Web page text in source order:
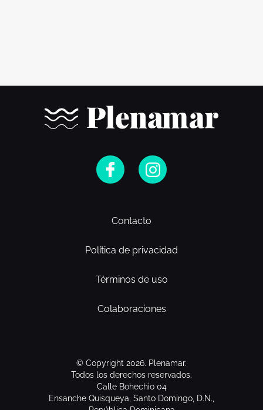
Contacto
Política de privacidad
Términos de uso
Colaboraciones
© Copyright 2026. Plenamar.
Todos los derechos reservados.
Calle Bohechio 04
Ensanche Quisqueya, Santo Domingo, D.N.,